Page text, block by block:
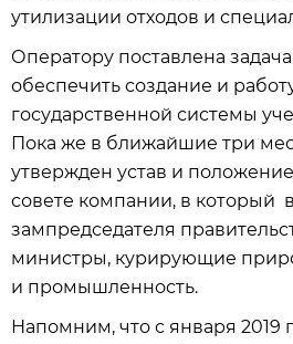
утилизации отходов и
Оператору поставлена
обеспечить создание и
государственной системы
Пока же в ближайшие три
утвержден устав и
совете компании, в который
зампредседателя
министры, курирующие
и промышленность.
Напомним, что с января 2019